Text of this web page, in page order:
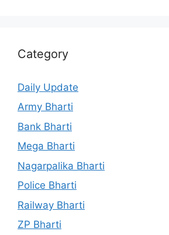
Category
Daily Update
Army Bharti
Bank Bharti
Mega Bharti
Nagarpalika Bharti
Police Bharti
Railway Bharti
ZP Bharti